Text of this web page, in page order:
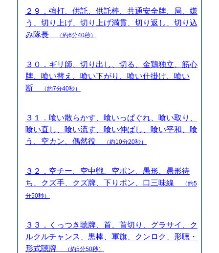
２９．強打、供託、供託棒、共通安全牌、局、嫌
う、切り上げ、切り上げ満貫、切り返し、切り込
み隊長
（約6分40秒）
３０．ギリ師、切り出し、切る、金鶏独立、筋心
牌、喰い替え、喰い下がり、喰い仕掛け、喰い
断
（約7分40秒）
３１．喰い散らかす、喰いっぱぐれ、喰い取り、
喰い直し、喰い流す、喰い伸ばし、喰い平和、喰
う、空カン、偶然役
（約10分20秒）
３２．空チー、空中戦、空ポン、愚形、愚形待
ち、クズ手、クズ牌、下りポン、口三味線
（約5
分50秒）
３３．くっつき聴牌、首、首切り、グラサイ、ク
ルクルチャンス、黒棒、軍旗、クンロク、形聴・
形式聴牌
（約5分50秒）